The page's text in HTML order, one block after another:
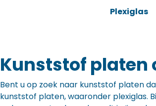
Plexiglas
Kunststof platen
Bent u op zoek naar kunststof platen
kunststof platen, waaronder plexiglas.